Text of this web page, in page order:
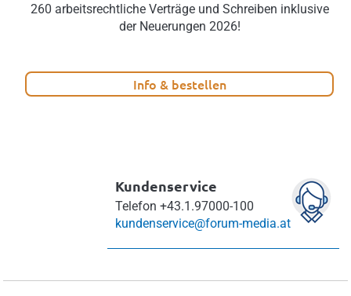
260 arbeitsrechtliche Verträge und Schreiben inklusive
der Neuerungen 2026!
Info & bestellen
Kundenservice
Telefon +43.1.97000-100
kundenservice@forum-media.at